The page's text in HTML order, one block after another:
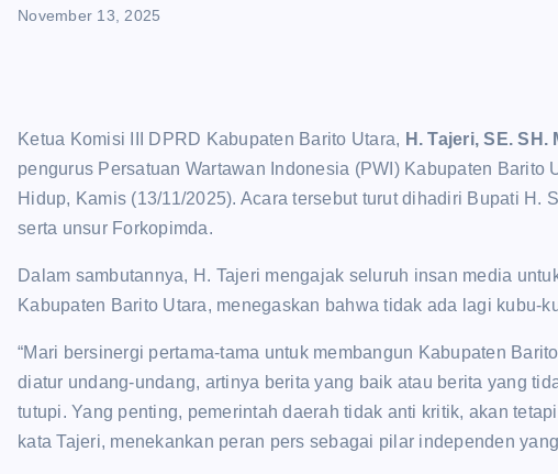
November 13, 2025
Ketua Komisi III DPRD Kabupaten Barito Utara, H. Tajeri, SE. SH.
pengurus Persatuan Wartawan Indonesia (PWI) Kabupaten
Hidup, Kamis (13/11/2025). Acara tersebut turut dihadiri Bupati H.
serta unsur Forkopimda.
Dalam sambutannya, H. Tajeri mengajak seluruh insan media
Kabupaten Barito Utara, menegaskan bahwa tidak ada lagi kubu-
“Mari bersinergi pertama-tama untuk membangun Kabupaten
diatur undang-undang, artinya berita yang baik atau berita yang
tutupi. Yang penting, pemerintah daerah tidak anti kritik, akan
kata Tajeri, menekankan peran pers sebagai pilar independen